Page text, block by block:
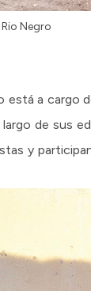
Negro
está a cargo
de sus
y